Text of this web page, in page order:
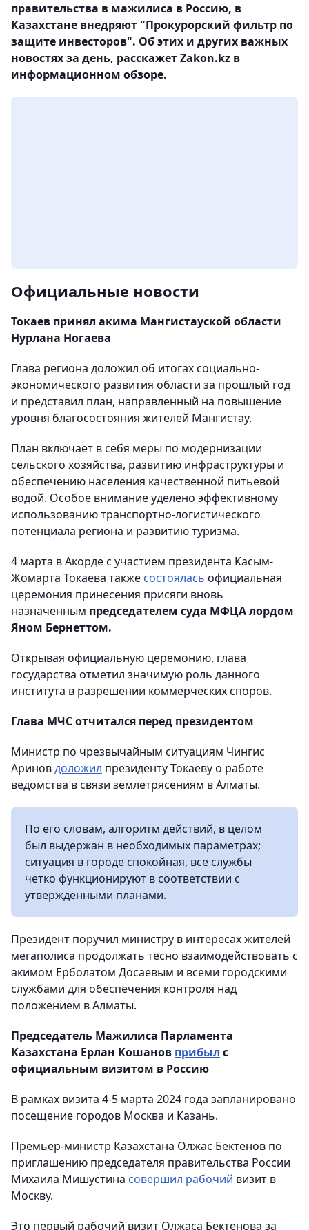
правительства в мажилиса в Россию, в
Казахстане внедряют "Прокурорский фильтр по
защите инвесторов". Об этих и других важных
новостях за день, расскажет Zakon.kz в
информационном обзоре.
Официальные новости
Токаев принял акима Мангистауской области
Нурлана Ногаева
Глава региона доложил об итогах социально-
экономического развития области за прошлый год
и представил план, направленный на повышение
уровня благосостояния жителей Мангистау.
План включает в себя меры по модернизации
сельского хозяйства, развитию инфраструктуры и
обеспечению населения качественной питьевой
водой. Особое внимание уделено эффективному
использованию транспортно-логистического
потенциала региона и развитию туризма.
4 марта в Акорде с участием президента Касым-
Жомарта Токаева также состоялась официальная
церемония принесения присяги вновь
назначенным председателем суда МФЦА лордом
Яном Бернеттом.
Открывая официальную церемонию, глава
государства отметил значимую роль данного
института в разрешении коммерческих споров.
Глава МЧС отчитался перед президентом
Министр по чрезвычайным ситуациям Чингис
Ариновдоложил президенту Токаеву о работе
ведомства в связи землетрясениям в Алматы.
По его словам, алгоритм действий, в целом
был выдержан в необходимых параметрах;
ситуация в городе спокойная, все службы
четко функционируют в соответствии с
утвержденными планами.
Президент поручил министру в интересах жителей
мегаполиса продолжать тесно взаимодействовать с
акимом Ерболатом Досаевым и всеми городскими
службами для обеспечения контроля над
положением в Алматы.
Председатель Мажилиса Парламента
Казахстана Ерлан Кошанов прибыл с
официальным визитом в Россию
В рамках визита 4-5 марта 2024 года запланировано
посещение городов Москва и Казань.
Премьер-министр Казахстана Олжас Бектенов по
приглашению председателя правительства России
Михаила Мишустина совершил рабочий визит в
Москву.
Это первый рабочий визит Олжаса Бектенова за